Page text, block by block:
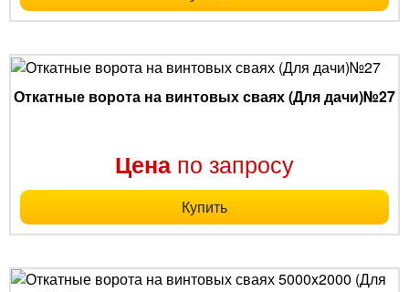
Откатные ворота на винтовых сваях (Для дачи)№27
Цена по запросу
Купить